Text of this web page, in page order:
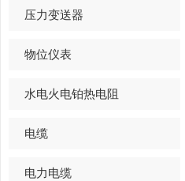
压力变送器
物位仪表
水电火电铂热电阻
电缆
电力电缆